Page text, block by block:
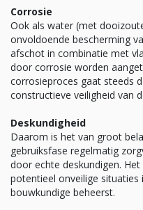
Corrosie
Ook als water (met
onvoldoende bescherming
afschot in combinatie met
door corrosie worden
corrosieproces gaat steeds
constructieve veiligheid van
Deskundigheid
Daarom is het van groot
gebruiksfase regelmatig
door echte deskundigen.
potentieel onveilige situaties
bouwkundige beheerst.